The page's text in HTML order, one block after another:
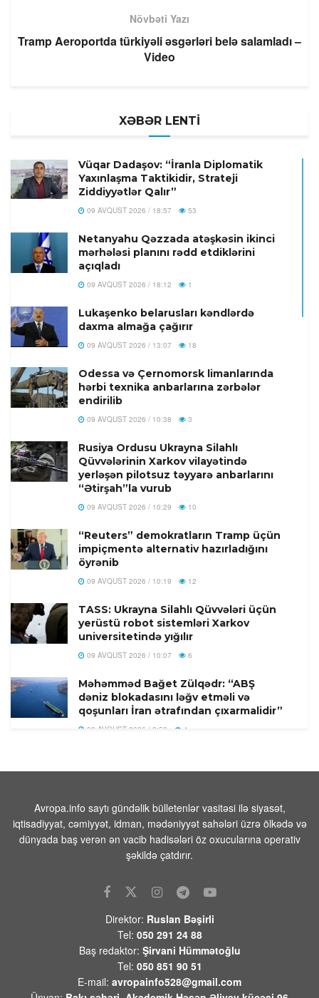
Növbəti Yazı
Tramp Aeroportda türkiyəli əsgərləri belə salamladı –
Video
XƏBƏR LENTİ
Vüqar Dadaşov: “İranla Diplomatik
Yaxınlaşma Taktikidir, Strateji
Ziddiyyətlər Qalır”
09 AVQUST 2026 / 18:57 53
Netanyahu Qəzzada atəşkəsin ikinci
mərhələsi planını rədd etdiklərini
açıqladı
09 AVQUST 2026 / 18:12 1
Lukaşenko belarusları kəndlərdə
daxma almağa çağırır
09 AVQUST 2026 / 13:07 18
Odessa və Çernomorsk limanlarında
hərbi texnika anbarlarına zərbələr
endirilib
09 AVQUST 2026 / 10:38 3
Rusiya Ordusu Ukrayna Silahlı
Qüvvələrinin Xarkov vilayətində
yerləşən pilotsuz təyyarə anbarlarını
“Ətirşah”la vurub
09 AVQUST 2026 / 10:29 10
“Reuters” demokratların Tramp üçün
impiçmentə alternativ hazırladığını
öyrənib
09 AVQUST 2026 / 10:19 12
TASS: Ukrayna Silahlı Qüvvələri üçün
yerüstü robot sistemləri Xarkov
universitetində yığılır
09 AVQUST 2026 / 10:07 6
Məhəmməd Bağet Zülqədr: “ABŞ
dəniz blokadasını ləğv etməli və
qoşunları İran ətrafından çıxarmalidir”
09 AVQUST 2026 / 9:59 4
proqnozlaşdırılırdı
Donbassdakı Ukrayna Silahlı Qüvvələri
üçün vəziyyət getdikcə pisləşir:
Almaniya məyusedici proqnoz verdi
09 AVQUST 2026 / 8:33
Qaziantepdə 4,5 bal gücündə zəlzələ
09 AVQUST 2026 / 8:02 14
Türkiyənin məşhur müğənnisi vəfat
09 AVQUST 2026 / 7:49 11
Avropa.info saytı gündəlik bülletenlər vasitəsi ilə siyasət,
iqtisadiyyat, cəmiyyət, idman, mədəniyyət sahələri üzrə ölkədə və
dünyada baş verən ən vacib hadisələri öz oxucularına operativ
şəkildə çatdırır.
Direktor: Ruslan Bəşirli
Tel: 050 291 24 88
Baş redaktor: Şirvani Hümmətoğlu
Tel: 050 851 90 51
E-mail: avropainfo528@gmail.com